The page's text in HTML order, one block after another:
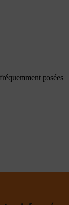
posées